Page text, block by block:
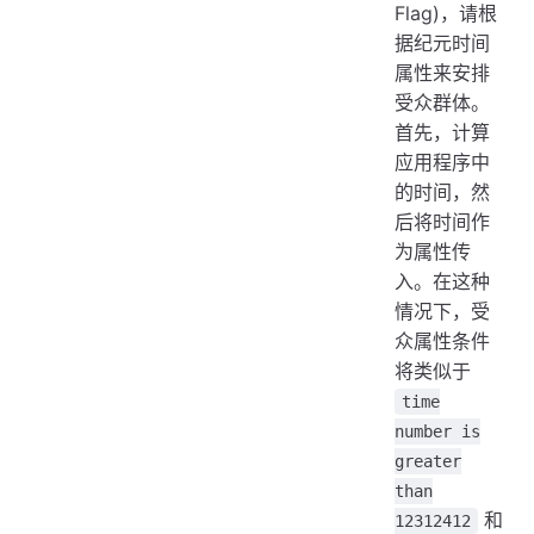
Flag)，请根
据纪元时间
属性来安排
受众群体。
首先，计算
应用程序中
的时间，然
后将时间作
为属性传
入。在这种
情况下，受
众属性条件
将类似于
time
number is
greater
than
12312412
和